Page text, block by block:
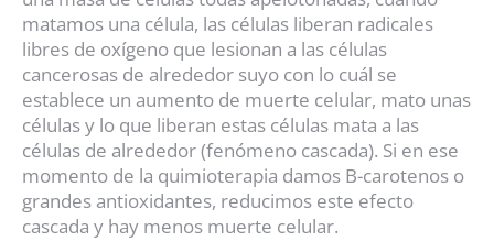
matamos una célula, las células liberan radicales
libres de oxígeno que lesionan a las células
cancerosas de alrededor suyo con lo cuál se
establece un aumento de muerte celular, mato unas
células y lo que liberan estas células mata a las
células de alrededor (fenómeno cascada). Si en ese
momento de la quimioterapia damos B-carotenos o
grandes antioxidantes, reducimos este efecto
cascada y hay menos muerte celular.